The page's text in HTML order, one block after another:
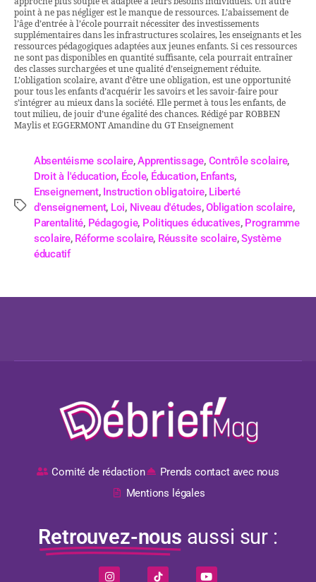
point à ne pas négliger est le manque de ressources. L’abaissement de
l’âge d’entrée à l’école pourrait nécessiter des investissements
supplémentaires dans les infrastructures scolaires, les enseignants et les
ressources pédagogiques adaptées aux jeunes enfants. Si ces ressources
ne sont pas disponibles en quantité suffisante, cela pourrait entraîner
des classes surchargées et une qualité d’enseignement réduite.
L’obligation scolaire, avant d’être une obligation, est une opportunité
pour tous les enfants d’acquérir les savoirs et les savoir-faire pour
s’intégrer au mieux dans la société. Elle permet à tous les enfants, de
tout milieu, de jouir d’une égalité des chances. Rédigé par ROBBEN
Maylis et EGGERMONT Amandine du GT Enseignement
Absentéisme scolaire,Apprentissage, Contrôle scolaire,
Droit à l'éducation, École, Éducation, Enfants,
Enseignement, Instruction obligatoire, Liberté
d'enseignement, Loi, Niveau d'études,Obligation scolaire,
Parentalité, Pédagogie, Politiques éducatives, Programme
scolaire, Réforme scolaire, Réussite scolaire,Système
éducatif
Comité de rédaction
Prends contact avec nous
Mentions légales
Retrouvez-nous aussi sur :